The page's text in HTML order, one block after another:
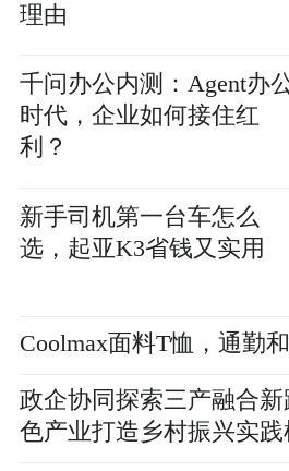
理由
千问办公内测：Agent办
时代，企业如何接住红
利？
新手司机第一台车怎么
选，起亚K3省钱又实用
Coolmax面料T恤，通勤
政企协同探索三产融合
色产业打造乡村振兴实践